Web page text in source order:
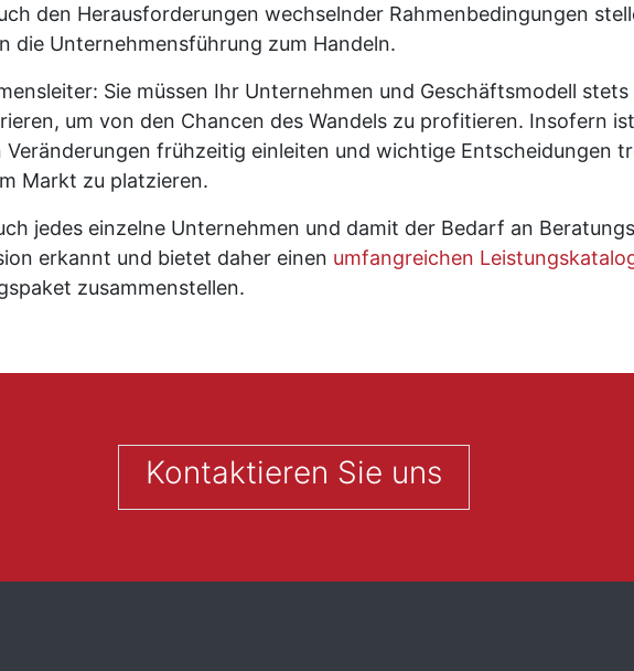
den Herausforderungen wechselnder Rahmenbedingungen
die Unternehmensführung zum Handeln.
Sie müssen Ihr Unternehmen und Geschäftsmodell
um von den Chancen des Wandels zu profitieren. Insofern
Veränderungen frühzeitig einleiten und wichtige Entscheidungen
Markt zu platzieren.
jedes einzelne Unternehmen und damit der Bedarf an
erkannt und bietet daher einen umfangreichen
zusammenstellen.
Kontaktieren Sie uns